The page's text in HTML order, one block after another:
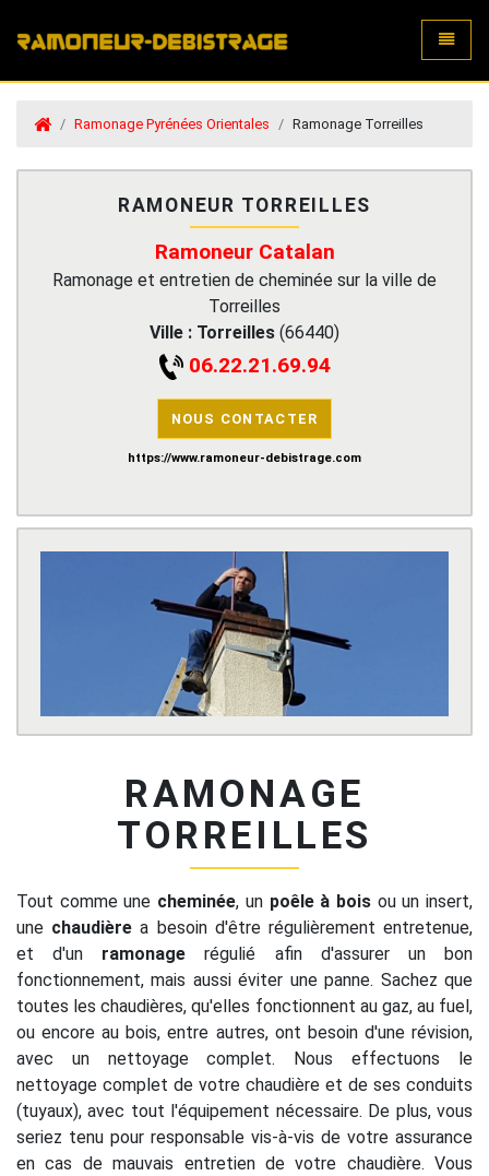
Ramonage Pyrénées Orientales Ramonage Torreilles
RAMONEUR TORREILLES
Ramoneur Catalan
Ramonage et entretien de cheminée sur la ville de
Torreilles
Ville : Torreilles (66440)
06.22.21.69.94
NOUS CONTACTER
https://www.ramoneur-debistrage.com
RAMONAGE
TORREILLES
Tout comme une cheminée, un poêle à boisou un insert,
une chaudière a besoin d'être régulièrement entretenue,
et d'un ramonage régulié afin d'assurer un bon
fonctionnement, mais aussi éviter une panne. Sachez que
toutes les chaudières, qu'elles fonctionnent au gaz, au fuel,
ou encore au bois, entre autres, ont besoin d'une révision,
avec un nettoyage complet. Nous effectuons le
nettoyage complet de votre chaudière et de ses conduits
(tuyaux), avec tout l'équipement nécessaire. De plus, vous
seriez tenu pour responsable vis-à-vis de votre assurance
en cas de mauvais entretien de votre chaudière. Vous